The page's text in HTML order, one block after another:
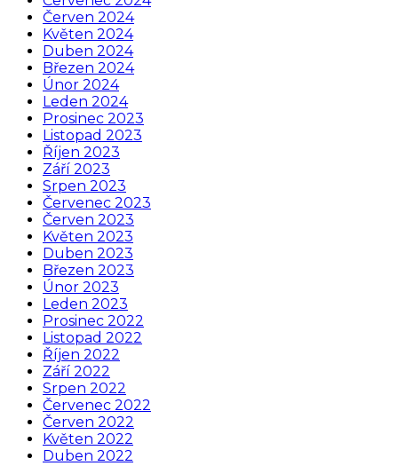
Červen 2024
Květen 2024
Duben 2024
Březen 2024
Únor 2024
Leden 2024
Prosinec 2023
Listopad 2023
Říjen 2023
Září 2023
Srpen 2023
Červenec 2023
Červen 2023
Květen 2023
Duben 2023
Březen 2023
Únor 2023
Leden 2023
Prosinec 2022
Listopad 2022
Říjen 2022
Září 2022
Srpen 2022
Červenec 2022
Červen 2022
Květen 2022
Duben 2022